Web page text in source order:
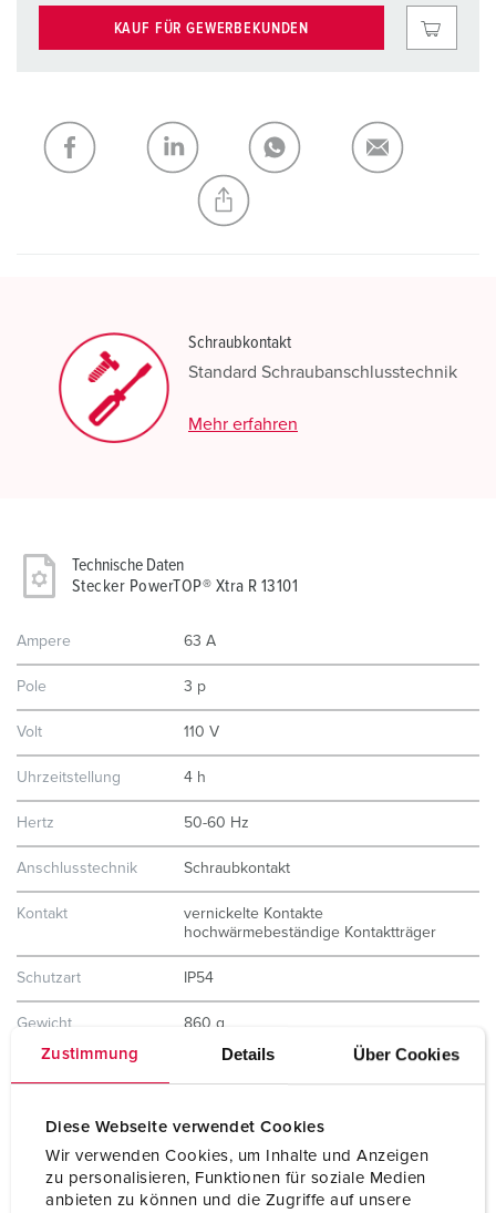
Zustimmung Details Über Cookies
Diese Webseite verwendet Cookies
Wir verwenden Cookies, um Inhalte und Anzeigen
zu personalisieren, Funktionen für soziale Medien
anbieten zu können und die Zugriffe auf unsere
KAUF FÜR GEWERBEKUNDEN
Schraubkontakt
Standard Schraubanschlusstechnik
Mehr erfahren
Technische Daten
Stecker PowerTOP® Xtra R 13101
Ampere 63 A
Pole 3 p
Volt 110 V
Uhrzeitstellung 4 h
Hertz 50-60 Hz
Anschlusstechnik Schraubkontakt
Kontakt
vernickelte Kontakte
hochwärmebeständige Kontaktträger
Schutzart IP54
Gewicht 860 g
VDE